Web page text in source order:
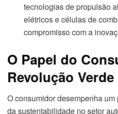
tecnologias de propulsão
elétricos e células de
compromisso com a
O Papel do
Revolução Verde
O consumidor desempenha
da sustentabilidade no setor